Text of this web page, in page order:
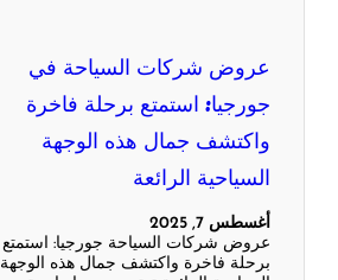
عروض شركات السياحة في
جورجيا: استمتع برحلة فاخرة
واكتشف جمال هذه الوجهة
السياحية الرائعة
أغسطس 7, 2025
عروض شركات السياحة جورجيا: استمتع
برحلة فاخرة واكتشف جمال هذه الوجهة